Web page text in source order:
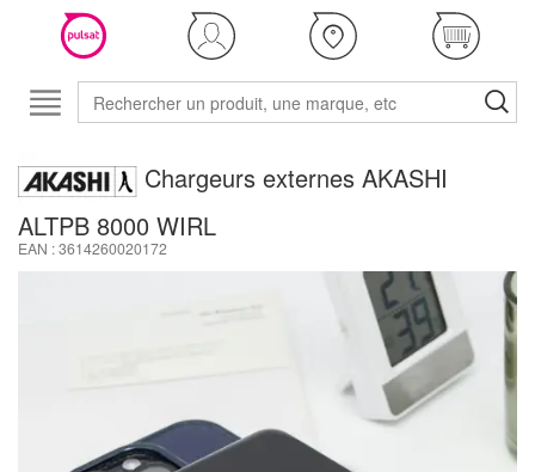
Chargeurs externes AKASHI
ALTPB 8000 WIRL
EAN : 3614260020172